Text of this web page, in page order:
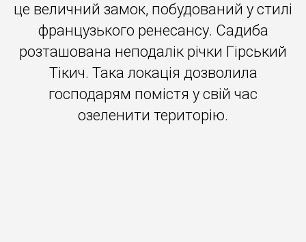
це величний замок, побудований у стилі
французького ренесансу. Садиба
розташована неподалік річки Гірський
Тікич. Така локація дозволила
господарям помістя у свій час
озеленити територію.